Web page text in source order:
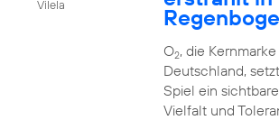
Vilela
O2, die
Deutschland,
Spiel ein
Vielfalt und